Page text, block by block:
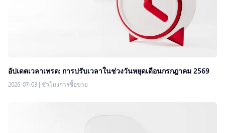
อัปเดตเวลาเทรด: การปรับเวลาในช่วงวันหยุดเดือนกรกฎาคม 2569
2026-07-03 | ชั่วโมงการซื้อขาย